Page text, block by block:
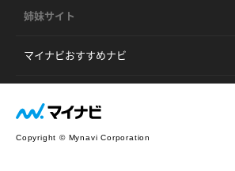
姉妹サイト
マイナビおすすめナビ
Copyright © Mynavi Corporation